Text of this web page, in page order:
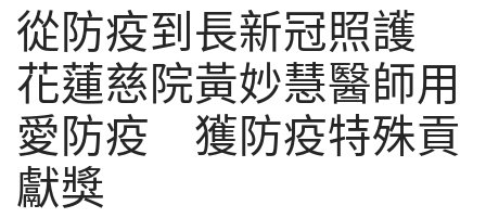
從防疫到長新冠照護
花蓮慈院黃妙慧醫師用
愛防疫 獲防疫特殊貢
獻獎